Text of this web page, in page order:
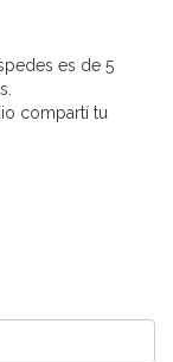
es de 5
compartí tu